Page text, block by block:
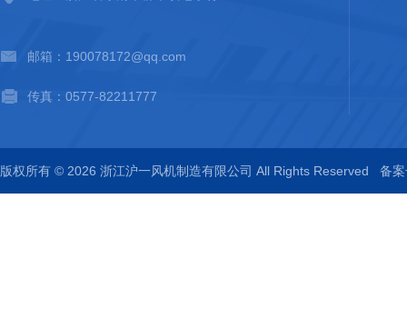
邮箱：190078172@qq.com
传真：0577-82211777
版权所有 © 2026 浙江沪一风机制造有限公司 All Rights Reserved 备